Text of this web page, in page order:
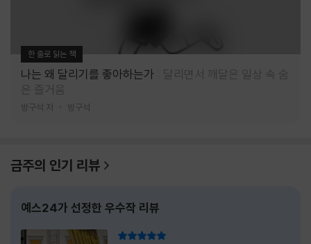
한 줄로 읽는 책
나는 왜 달리기를 좋아하는가
달리면서 깨달은 일상 속 숨
은 즐거움
방구석 저 방구석
금주의 인기 리뷰
예스24가 선정한 우수작 리뷰